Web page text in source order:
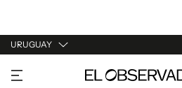
URUGUAY
URUGUAY